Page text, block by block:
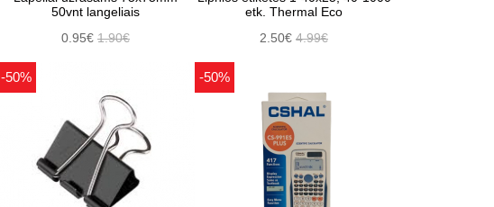
50vnt langeliais
0.95€ 1.90€
etk. Thermal Eco
2.50€ 4.99€
-50% -50%